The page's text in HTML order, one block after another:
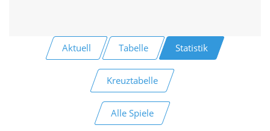
Aktuell Tabelle Statistik
Kreuztabelle
Alle Spiele